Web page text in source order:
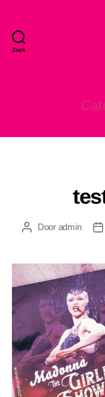
Zoek
Berichtauteur
Door admin